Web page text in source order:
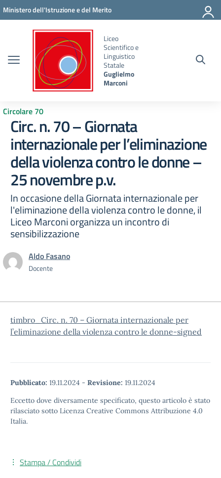
Vai ai contenuti
Vai al menu di navigazione
Vai al footer
Ministero dell'Istruzione e del Merito
Liceo
Scientifico e
Linguistico
Statale
Guglielmo
Marconi
Circolare 70
Circ. n. 70 – Giornata
internazionale per l’eliminazione
della violenza contro le donne –
25 novembre p.v.
In occasione della Giornata internazionale per
l'eliminazione della violenza contro le donne, il
Liceo Marconi organizza un incontro di
sensibilizzazione
Aldo Fasano
Docente
timbro_Circ. n. 70 – Giornata internazionale per
l’eliminazione della violenza contro le donne-signed
Pubblicato: 19.11.2024 - Revisione: 19.11.2024
Eccetto dove diversamente specificato, questo articolo è stato
rilasciato sotto Licenza Creative Commons Attribuzione 4.0
Italia.
Stampa / Condividi